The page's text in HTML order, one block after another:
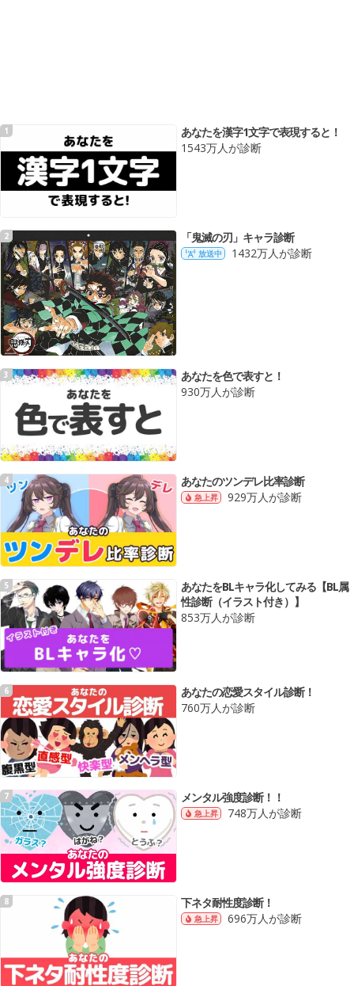
1
あなたを漢字1文字で表現すると！
1543万人が診断
2 「鬼滅の刃」キャラ診断
放送中 1432万人が診断
3
あなたを色で表すと！
930万人が診断
4 あなたのツンデレ比率診断
急上昇 929万人が診断
5
あなたをBLキャラ化してみる【BL属
性診断（イラスト付き）】
853万人が診断
6
あなたの恋愛スタイル診断！
760万人が診断
7 メンタル強度診断！！
急上昇 748万人が診断
8 下ネタ耐性度診断！
急上昇 696万人が診断